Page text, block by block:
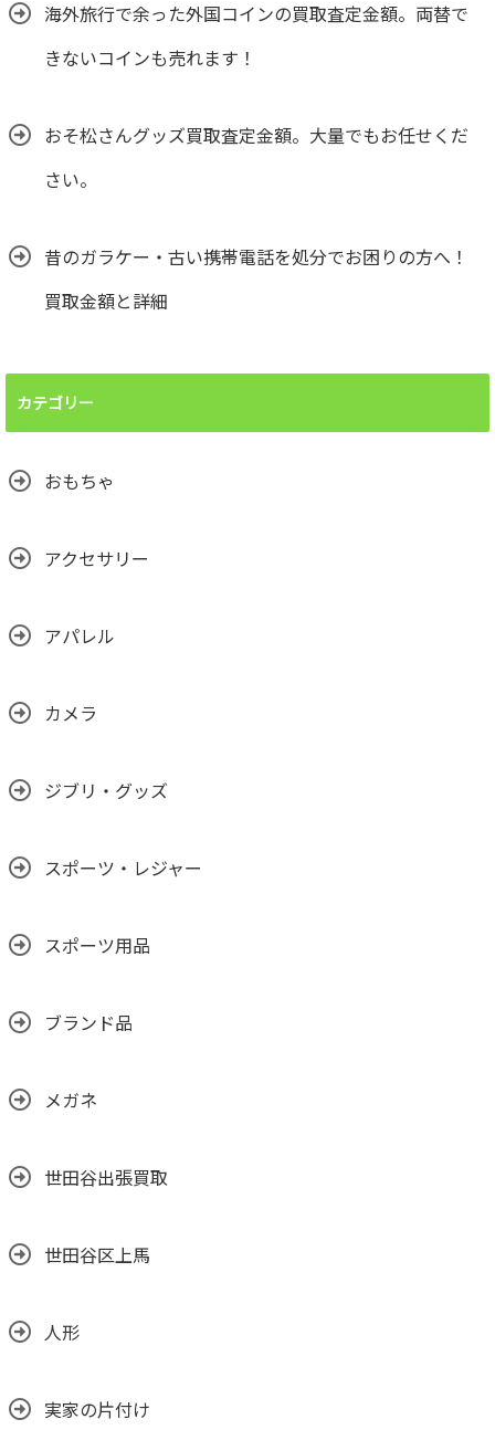
海外旅行で余った外国コインの買取査定金額。両替で
きないコインも売れます！
おそ松さんグッズ買取査定金額。大量でもお任せくだ
さい。
昔のガラケー・古い携帯電話を処分でお困りの方へ！
買取金額と詳細
カテゴリー
おもちゃ
アクセサリー
アパレル
カメラ
ジブリ・グッズ
スポーツ・レジャー
スポーツ用品
ブランド品
メガネ
世田谷出張買取
世田谷区上馬
人形
実家の片付け